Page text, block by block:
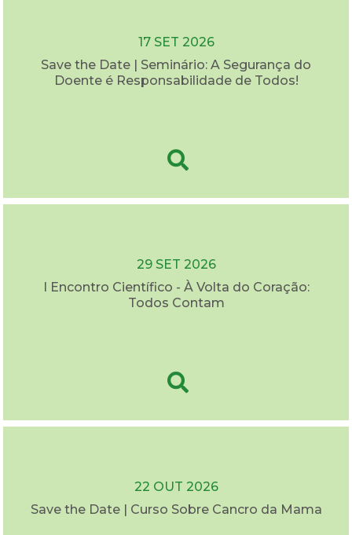
17 SET 2026
Save the Date | Seminário: A Segurança do
Doente é Responsabilidade de Todos!
29 SET 2026
I Encontro Científico - À Volta do Coração:
Todos Contam
22 OUT 2026
Save the Date | Curso Sobre Cancro da Mama